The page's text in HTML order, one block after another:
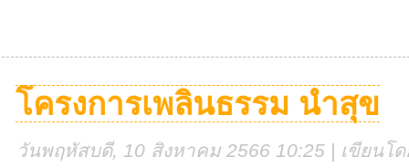
โครงการเพลินธรรม นำสุข
วันพฤหัสบดี, 10 สิงหาคม 2566 10:25 | เขียนโ